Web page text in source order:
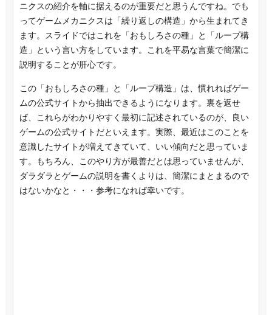
ニクスの紹介を軸に据えるのが重要だと思うんですね。でも
ってゲームメカニクスは「繰り返しの構造」から生まれてき
ます。スライドではこれを「おもしろさの種」と「ループ構
造」という言い方をしています。これを平易な言葉で簡潔に
説明することが肝心です。
この「おもしろさの種」と「ループ構造」は、慣れればゲー
ムの公式サイトから抽出できるようになります。裏を返せ
ば、これらがわかりやすく最初に記述されているのが、良い
ゲームの公式サイトだといえます。実際、最近はこのことを
意識したサイトが増えてきていて、いい傾向だと思っていま
す。もちろん、このやり方が最善だとは思っていませんが、
ダラダラとゲームの説明を書くよりは、簡潔にまとまるので
はないかなと・・・参考になれば幸いです。